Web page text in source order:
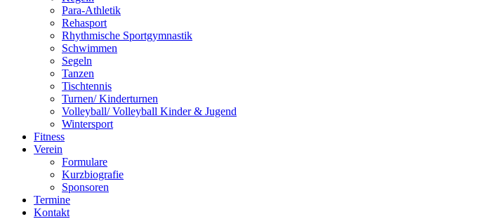
Para-Athletik
Rehasport
Rhythmische Sportgymnastik
Schwimmen
Segeln
Tanzen
Tischtennis
Turnen/ Kinderturnen
Volleyball/ Volleyball Kinder & Jugend
Wintersport
Fitness
Verein
Formulare
Kurzbiografie
Sponsoren
Termine
Kontakt